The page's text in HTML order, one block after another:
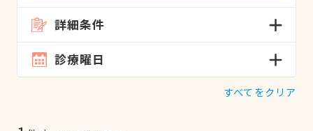
詳細条件
診療曜日
すべてをクリア